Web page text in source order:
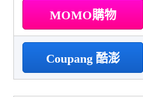
MOMO購物
Coupang 酷澎